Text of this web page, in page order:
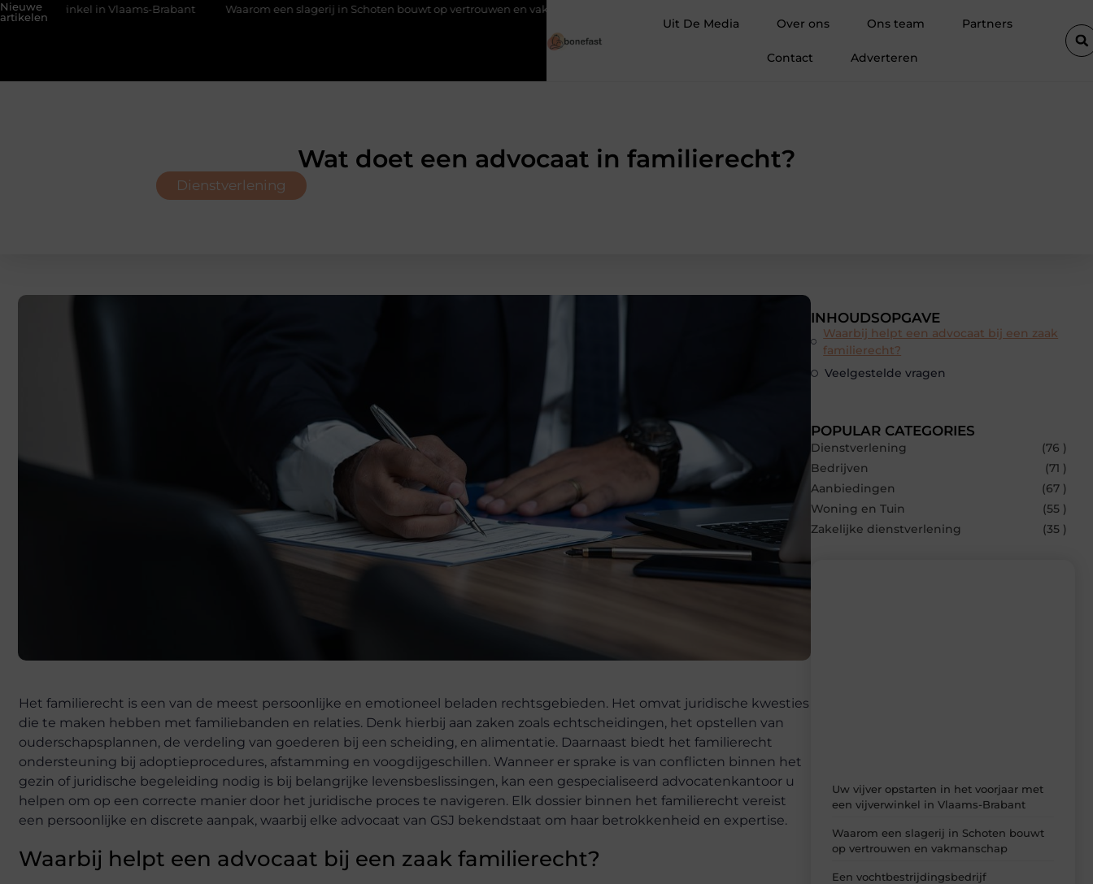
Nieuwe
artikelen
Brabant Waarom een slagerij in Schoten bouwt op vertrouwen en vakmanschap Een vochtbestrijdingsbedrijf inschakelen voor een droge kelder
Uit De Media Over ons Ons team Partners
Contact Adverteren
Wat doet een advocaat in familierecht?
Dienstverlening
Het familierecht is een van de meest persoonlijke en emotioneel beladen rechtsgebieden. Het omvat juridische kwesties
die te maken hebben met familiebanden en relaties. Denk hierbij aan zaken zoals echtscheidingen, het opstellen van
ouderschapsplannen, de verdeling van goederen bij een scheiding, en alimentatie. Daarnaast biedt het familierecht
ondersteuning bij adoptieprocedures, afstamming en voogdijgeschillen. Wanneer er sprake is van conflicten binnen het
gezin of juridische begeleiding nodig is bij belangrijke levensbeslissingen, kan een gespecialiseerd advocatenkantoor u
helpen om op een correcte manier door het juridische proces te navigeren. Elk dossier binnen het familierecht vereist
een persoonlijke en discrete aanpak, waarbij elke advocaat van GSJ bekendstaat om haar betrokkenheid en expertise.
Waarbij helpt een advocaat bij een zaak familierecht?
INHOUDSOPGAVE
Waarbij helpt een advocaat bij een zaak
familierecht?
Veelgestelde vragen
POPULAR CATEGORIES
Dienstverlening
(76 )
Bedrijven
(71 )
Aanbiedingen
(67 )
Woning en Tuin
(55 )
Zakelijke dienstverlening
(35 )
Uw vijver opstarten in het voorjaar met
een vijverwinkel in Vlaams-Brabant
Waarom een slagerij in Schoten bouwt
op vertrouwen en vakmanschap
Een vochtbestrijdingsbedrijf